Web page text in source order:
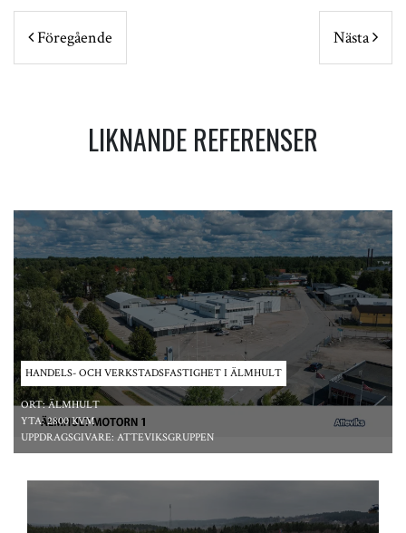
POST NAVIGATION
Föregående Nästa
LIKNANDE REFERENSER
HANDELS- OCH VERKSTADSFASTIGHET I ÄLMHULT
ORT:ÄLMHULT
YTA:2800 KVM
UPPDRAGSGIVARE: ATTEVIKSGRUPPEN
*/ ?>